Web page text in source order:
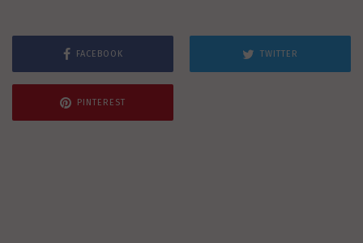
FACEBOOK TWITTER
PINTEREST